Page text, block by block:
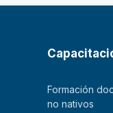
Formación
no nativos